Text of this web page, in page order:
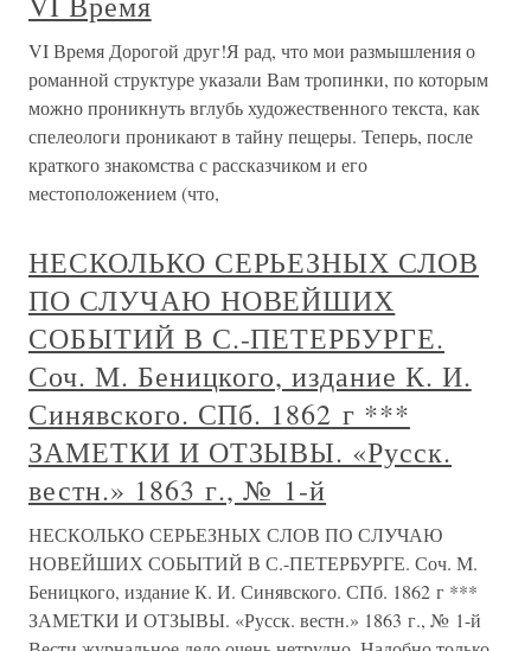
VI Время Дорогой друг!Я рад, что мои размышления о
романной структуре указали Вам тропинки, по которым
можно проникнуть вглубь художественного текста, как
спелеологи проникают в тайну пещеры. Теперь, после
краткого знакомства с рассказчиком и его
местоположением (что,
НЕСКОЛЬКО СЕРЬЕЗНЫХ СЛОВ
ПО СЛУЧАЮ НОВЕЙШИХ
СОБЫТИЙ В С.-ПЕТЕРБУРГЕ.
Соч. М. Беницкого, издание К. И.
Синявского. СПб. 1862 г ***
ЗАМЕТКИ И ОТЗЫВЫ. «Русск.
вестн.» 1863 г., № 1-й
НЕСКОЛЬКО СЕРЬЕЗНЫХ СЛОВ ПО СЛУЧАЮ
НОВЕЙШИХ СОБЫТИЙ В С.-ПЕТЕРБУРГЕ. Соч. М.
Беницкого, издание К. И. Синявского. СПб. 1862 г ***
ЗАМЕТКИ И ОТЗЫВЫ. «Русск. вестн.» 1863 г., № 1-й